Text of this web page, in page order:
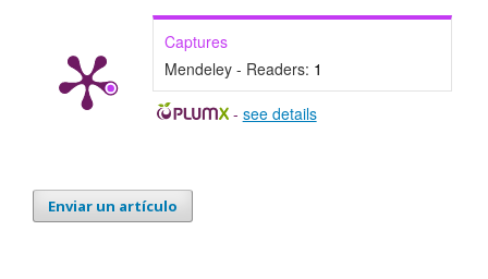
Captures
Mendeley - Readers: 1
- see details
Enviar un artículo